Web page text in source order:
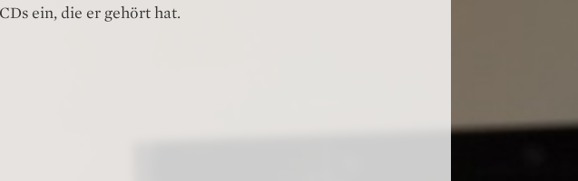
ein, die er gehört hat.